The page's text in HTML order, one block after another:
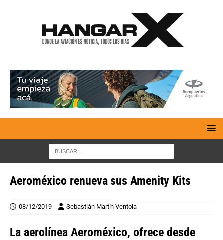
Aeroméxico renueva sus Amenity Kits
08/12/2019 Sebastián Martín Ventola
La aerolínea Aeroméxico, ofrece desde